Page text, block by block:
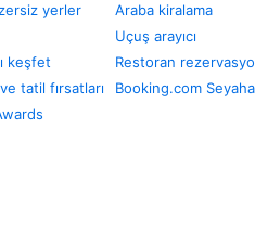
yerler
keşfet
tatil fırsatları
Araba kiralama
Uçuş arayıcı
Restoran
Booking.com